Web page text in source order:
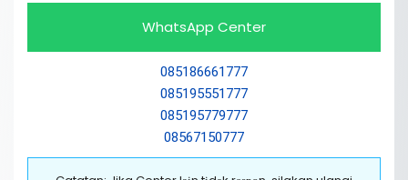
WhatsApp Center
085186661777
085195551777
085195779777
08567150777